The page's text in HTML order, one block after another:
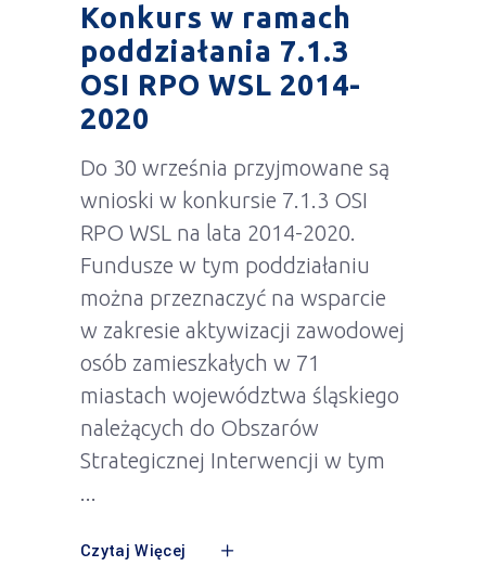
Konkurs w ramach
poddziałania 7.1.3
OSI RPO WSL 2014-
2020
Do 30 września przyjmowane są
wnioski w konkursie 7.1.3 OSI
RPO WSL na lata 2014-2020.
Fundusze w tym poddziałaniu
można przeznaczyć na wsparcie
w zakresie aktywizacji zawodowej
osób zamieszkałych w 71
miastach województwa śląskiego
należących do Obszarów
Strategicznej Interwencji w tym
Czytaj Więcej